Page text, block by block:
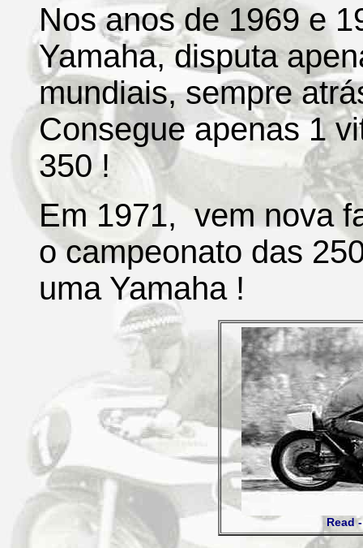
Nos anos de 1969 e
Yamaha, disputa
mundiais, sempre
Consegue apenas 1
350 !
Em 1971, vem nova
o campeonato das
uma Yamaha !
Read